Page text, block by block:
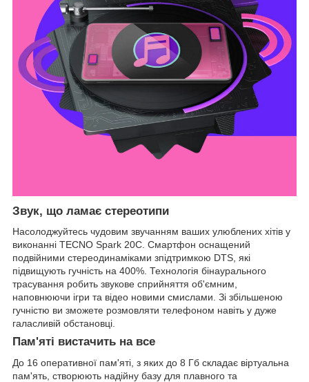
Звук, що ламає стереотипи
Насолоджуйтесь чудовим звучанням ваших улюблених хітів у
виконанні TECNO Spark 20C. Смартфон оснащений
подвійними стереодинаміками зпідтримкою DTS, які
підвищують гучність на 400%. Технологія бінаурального
трасування робить звукове сприйняття об'ємним,
наповнюючи ігри та відео новими смислами. Зі збільшеною
гучністю ви зможете розмовляти телефоном навіть у дуже
галасливій обстановці.
Пам'яті вистачить на все
До 16 оперативної пам'яті, з яких до 8 Гб складає віртуальна
пам'ять, створюють надійну базу для плавного та